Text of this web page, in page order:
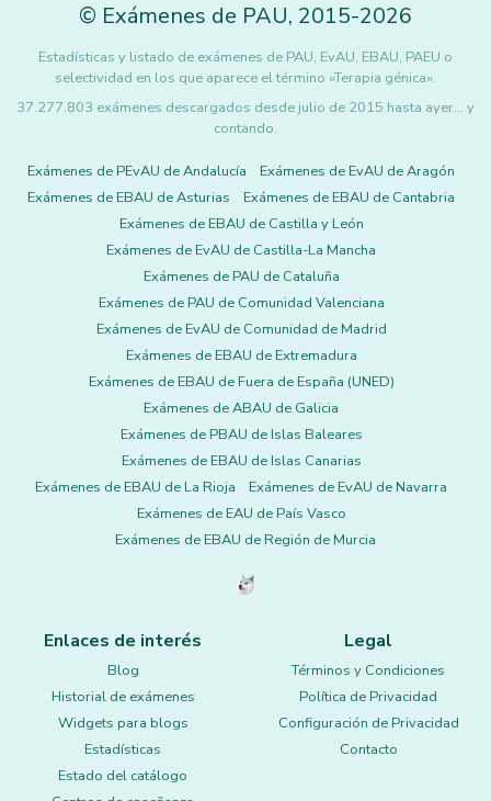
© Exámenes de PAU, 2015-2026
Estadísticas y listado de exámenes de PAU, EvAU, EBAU, PAEU o
selectividad en los que aparece el término «Terapia génica».
37.277.803 exámenes descargados desde julio de 2015 hasta ayer... y
contando.
Exámenes de PEvAU de Andalucía
Exámenes de EvAU de Aragón
Exámenes de EBAU de Asturias
Exámenes de EBAU de Cantabria
Exámenes de EBAU de Castilla y León
Exámenes de EvAU de Castilla-La Mancha
Exámenes de PAU de Cataluña
Exámenes de PAU de Comunidad Valenciana
Exámenes de EvAU de Comunidad de Madrid
Exámenes de EBAU de Extremadura
Exámenes de EBAU de Fuera de España (UNED)
Exámenes de ABAU de Galicia
Exámenes de PBAU de Islas Baleares
Exámenes de EBAU de Islas Canarias
Exámenes de EBAU de La Rioja
Exámenes de EvAU de Navarra
Exámenes de EAU de País Vasco
Exámenes de EBAU de Región de Murcia
Enlaces de interés
Blog
Historial de exámenes
Widgets para blogs
Estadísticas
Estado del catálogo
Legal
Términos y Condiciones
Política de Privacidad
Configuración de Privacidad
Contacto